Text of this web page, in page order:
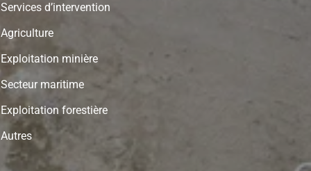
Services d’intervention
Agriculture
Exploitation minière
Secteur maritime
Exploitation forestière
Autres